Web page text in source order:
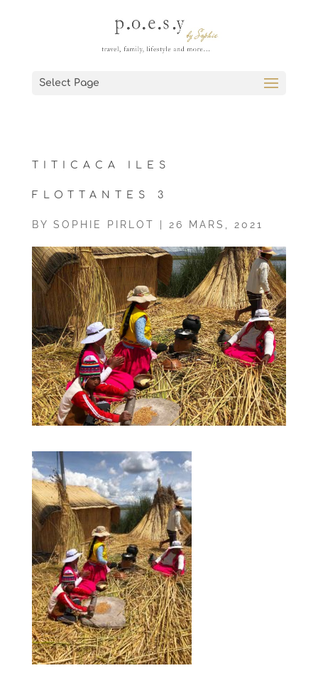
Select Page
TITICACA ILES
FLOTTANTES 3
BY SOPHIE PIRLOT 26 MARS, 2021